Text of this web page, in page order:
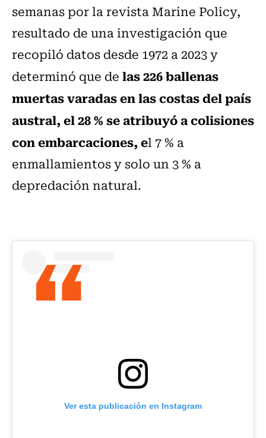
semanas por la revista Marine Policy,
resultado de una investigación que
recopiló datos desde 1972 a 2023 y
determinó que delas 226 ballenas
muertas varadas en las costas del país
austral, el 28 % se atribuyó a colisiones
con embarcaciones, el 7 % a
enmallamientos y solo un 3 % a
depredación natural.
Ver esta publicación en Instagram